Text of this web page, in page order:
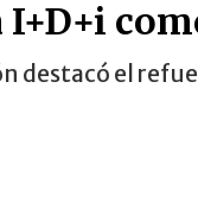
destacó el